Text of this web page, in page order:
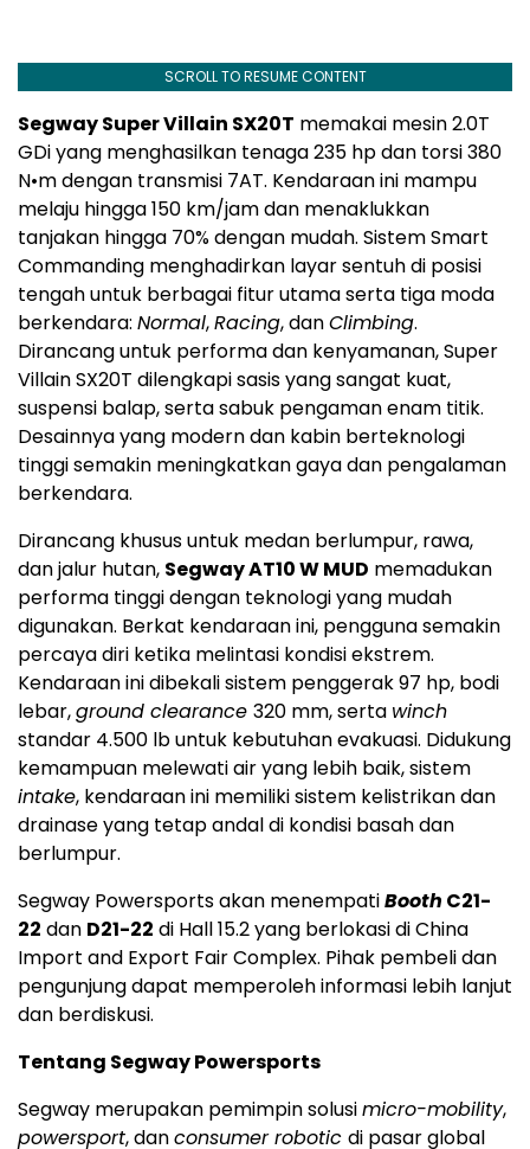
SCROLL TO RESUME CONTENT
Segway Super Villain SX20T memakai mesin 2.0T
GDi yang menghasilkan tenaga 235 hp dan torsi 380
N•m dengan transmisi 7AT. Kendaraan ini mampu
melaju hingga 150 km/jam dan menaklukkan
tanjakan hingga 70% dengan mudah. Sistem Smart
Commanding menghadirkan layar sentuh di posisi
tengah untuk berbagai fitur utama serta tiga moda
berkendara: Normal,Racing, danClimbing.
Dirancang untuk performa dan kenyamanan, Super
Villain SX20T dilengkapi sasis yang sangat kuat,
suspensi balap, serta sabuk pengaman enam titik.
Desainnya yang modern dan kabin berteknologi
tinggi semakin meningkatkan gaya dan pengalaman
berkendara.
Dirancang khusus untuk medan berlumpur, rawa,
dan jalur hutan, Segway AT10 W MUD memadukan
performa tinggi dengan teknologi yang mudah
digunakan. Berkat kendaraan ini, pengguna semakin
percaya diri ketika melintasi kondisi ekstrem.
Kendaraan ini dibekali sistem penggerak 97 hp, bodi
lebar,ground clearance 320 mm, serta winch
standar 4.500 lb untuk kebutuhan evakuasi. Didukung
kemampuan melewati air yang lebih baik, sistem
intake, kendaraan ini memiliki sistem kelistrikan dan
drainase yang tetap andal di kondisi basah dan
berlumpur.
Segway Powersports akan menempatiBooth C21-
22 dan D21-22 di Hall 15.2 yang berlokasi di China
Import and Export Fair Complex. Pihak pembeli dan
pengunjung dapat memperoleh informasi lebih lanjut
dan berdiskusi.
Tentang Segway Powersports
Segway merupakan pemimpin solusimicro-mobility,
powersport, danconsumer robotic di pasar global